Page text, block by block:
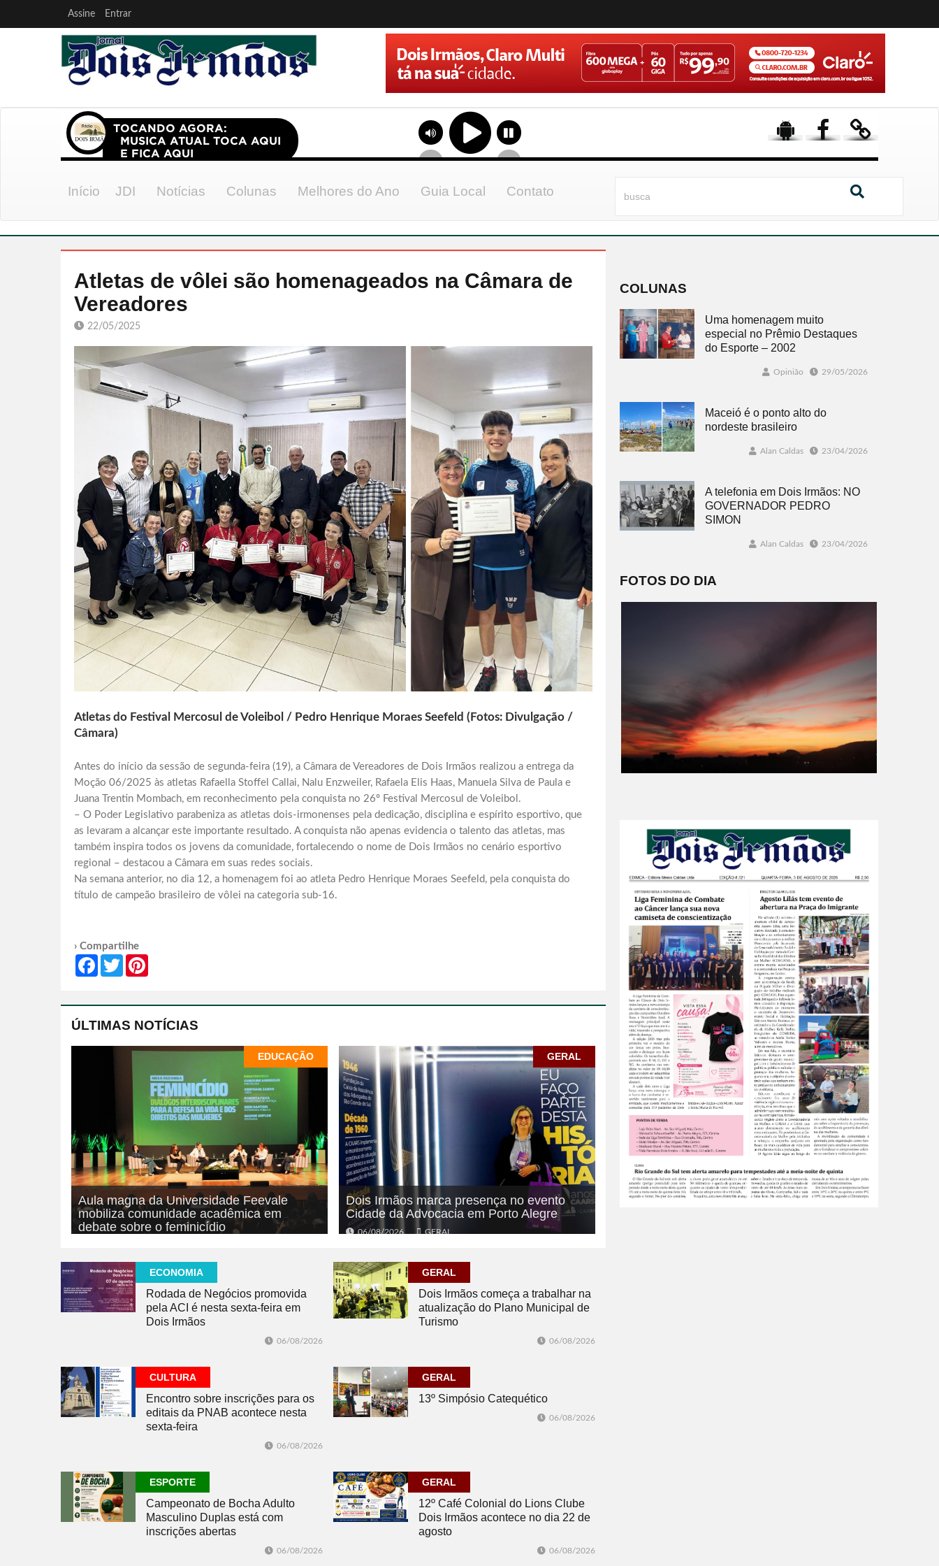
Assine Entrar
Início JDI Notícias Colunas Melhores do Ano Guia Local Contato
Atletas de vôlei são homenageados na Câmara de
Vereadores
22/05/2025
Atletas do Festival Mercosul de Voleibol / Pedro Henrique Moraes Seefeld (Fotos: Divulgação /
Câmara)
Antes do início da sessão de segunda-feira (19), a Câmara de Vereadores de Dois Irmãos realizou a entrega da
Moção 06/2025 às atletas Rafaella Stoffel Callai, Nalu Enzweiler, Rafaela Elis Haas, Manuela Silva de Paula e
Juana Trentin Mombach, em reconhecimento pela conquista no 26º Festival Mercosul de Voleibol.
– O Poder Legislativo parabeniza as atletas dois-irmonenses pela dedicação, disciplina e espírito esportivo, que
as levaram a alcançar este importante resultado. A conquista não apenas evidencia o talento das atletas, mas
também inspira todos os jovens da comunidade, fortalecendo o nome de Dois Irmãos no cenário esportivo
regional – destacou a Câmara em suas redes sociais.
Na semana anterior, no dia 12, a homenagem foi ao atleta Pedro Henrique Moraes Seefeld, pela conquista do
título de campeão brasileiro de vôlei na categoria sub-16.
› Compartilhe
FacebookTwitter
ÚLTIMAS NOTÍCIAS
EDUCAÇÃO
Aula magna da Universidade Feevale
mobiliza comunidade acadêmica em
debate sobre o feminicídio
GERAL
Dois Irmãos marca presença no evento
Cidade da Advocacia em Porto Alegre
06/08/2026 GERAL
ECONOMIA
Rodada de Negócios promovida
pela ACI é nesta sexta-feira em
Dois Irmãos
06/08/2026
GERAL
Dois Irmãos começa a trabalhar na
atualização do Plano Municipal de
Turismo
06/08/2026
CULTURA
Encontro sobre inscrições para os
editais da PNAB acontece nesta
sexta-feira
06/08/2026
GERAL
13º Simpósio Catequético
06/08/2026
ESPORTE
Campeonato de Bocha Adulto
Masculino Duplas está com
inscrições abertas
06/08/2026
GERAL
12º Café Colonial do Lions Clube
Dois Irmãos acontece no dia 22 de
agosto
06/08/2026
COLUNAS
Uma homenagem muito
especial no Prêmio Destaques
do Esporte – 2002
Opinião 29/05/2026
Maceió é o ponto alto do
nordeste brasileiro
Alan Caldas 23/04/2026
A telefonia em Dois Irmãos: NO
GOVERNADOR PEDRO
SIMON
Alan Caldas 23/04/2026
FOTOS DO DIA